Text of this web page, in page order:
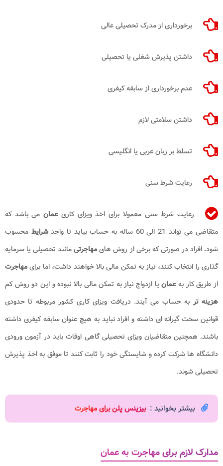
برخورداری از مدرک تحصیلی عالی
داشتن پذیرش شغلی یا تحصیلی
عدم برخورداری از سابقه کیفری
داشتن سلامتی لازم
تسلط بر زبان عربی یا انگلیسی
رعایت شرط سنی
رعایت شرط سنی معمولا برای اخذ ویزای کاریعمانمی باشد که
متقاضی می تواند 21 الی 60 ساله به حساب بیاید تا واجد
شرایط محسوب
شود. افراد در صورتی که برخی از روش هایمهاجرتیمانند تحصیلی یا سرمایه
گذاری را انتخاب کنند، نیاز به تمکن مالی بالا خواهند داشت، اما برایمهاجرت
از طریق کار بهعمانیا ازدواج نیاز به تمکن مالی بالا نبوده و این دو روش کم
هزینه تربه حساب می آیند. دریافت ویزای کاری کشور مربوطه تا حدودی
قوانین سخت گیرانه ای داشته و افراد نباید به هیچ عنوان سابقه کیفری داشته
باشند. همچنین متقاضیان ویزای تحصیلی گاهی اوقات باید در آزمون ورودی
دانشگاه ها شرکت کرده و شایستگی خود را ثابت کنند تا موفق به اخذ پذیرش
تحصیلی شوند.
بیشتر بخوانید : بیزینس پلن برای مهاجرت
مدارک لازم برای مهاجرت به عمان